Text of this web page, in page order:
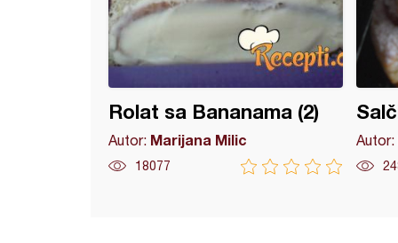
Rolat sa Bananama (2)
Autor: Marijana Milic
18077
Autor: